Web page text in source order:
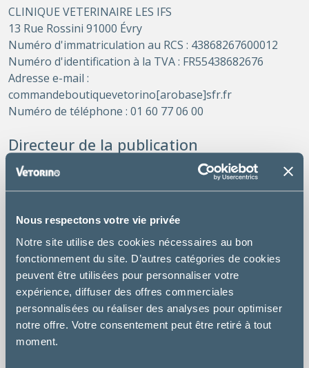
Nous respectons votre vie privée
Notre site utilise des cookies nécessaires au bon
fonctionnement du site. D’autres catégories de cookies
peuvent être utilisées pour personnaliser votre
expérience, diffuser des offres commerciales
personnalisées ou réaliser des analyses pour optimiser
notre offre. Votre consentement peut être retiré à tout
moment.
CLINIQUE VETERINAIRE LES IFS
13 Rue Rossini 91000 Évry
Numéro d'immatriculation au RCS : 43868267600012
Numéro d'identification à la TVA : FR55438682676
Adresse e-mail :
commandeboutiquevetorino[arobase]sfr.fr
Numéro de téléphone : 01 60 77 06 00
Directeur de la publication
DV. Caroline Rousseau
Le site www.vetorino.com est hébergé par la société
DigitalOcean, dont le siège social est situé à
Zekeringstraat 17, 1014 BM, Amsterdam, au Pays-Bas.
Propriété intellectuelle
Le contenu du site est la propriété du vétérinaire ou de
tiers ayant autorisé son utilisation. Toute reproduction,
représentation, modification, publication, adaptation de